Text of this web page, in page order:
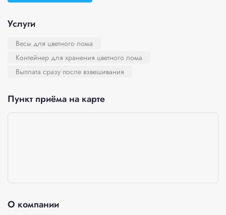
Услуги
Весы для цветного лома
Контейнер для хранения цветного лома
Выплата сразу после взвешивания
Пункт приёма на карте
О компании